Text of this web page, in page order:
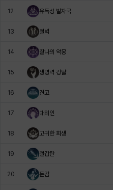
펜리르 펠릭스
헤이즈 헨리
12 유독성 발자국
13 철벽
14 찰나의 악몽
15 생명력 강탈
16 견고
17 대리인
18 고귀한 희생
19 철갑탄
20 둔감